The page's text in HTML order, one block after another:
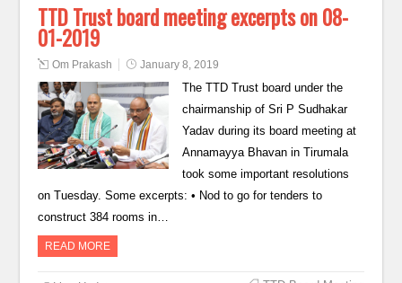
TTD Trust board meeting excerpts on 08-
01-2019
Om Prakash January 8, 2019
The TTD Trust board under the
chairmanship of Sri P Sudhakar
Yadav during its board meeting at
Annamayya Bhavan in Tirumala
took some important resolutions
on Tuesday. Some excerpts: • Nod to go for tenders to
construct 384 rooms in…
READ MORE